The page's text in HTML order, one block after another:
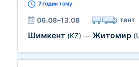
7 годин тому
06.08–13.08 тент
Шимкент (KZ) — Житомир